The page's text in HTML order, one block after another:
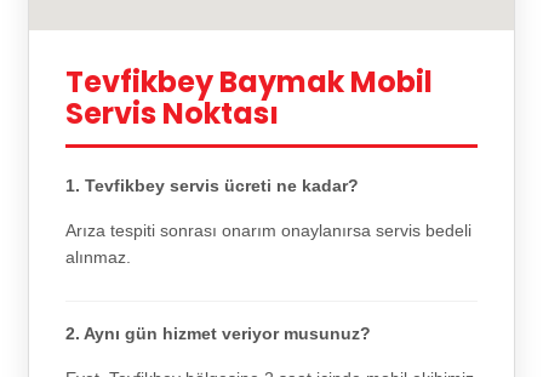
Tevfikbey Baymak Mobil
Servis Noktası
1. Tevfikbey servis ücreti ne kadar?
Arıza tespiti sonrası onarım onaylanırsa servis bedeli
alınmaz.
2. Aynı gün hizmet veriyor musunuz?